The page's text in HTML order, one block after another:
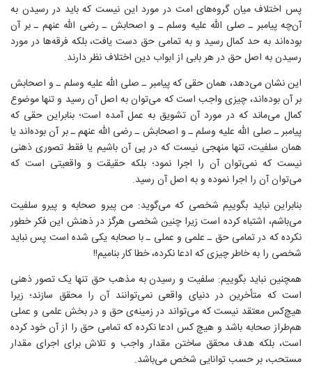
پس اختلاف میان گروه‌های امت در مورد این نیست که باید در رسیدن به
آن‌چه پیامبر ـ صلی الله علیه وسلم ـ و اصحابش ـ رضی الله عنهم ـ بر آن
بوده‌اند به حد کمال رسید و به تمامی حق دست‌ یافت، بلکه فرقه‌ها در مورد
رسیدن به اصل حق در هر بابی از ابواب دین اختلاف نظر دارند.
این نشان می‌دهد، همان حقی که پیامبر ـ صلی الله علیه وسلم ـ و اصحابش
بر آن بوده‌اند، چیزی واجب است که می‌توان به اصل آن رسید و تنها موضوع
کمال می‌ماند که در مورد آن تشویق به عمل آمده است؛ بنابراین حقی که
پیامبر ـ صلی الله علیه وسلم ـ و اصحابش ـ رضی الله عنهم ـ بر آن بوده‌اند یا
همان سلفیت، تنها منهجی نیست که در پی آن باشیم یا فقط تصوری ذهنی
نیست که نمی‌توان آن را اجرا نمود؛ بلکه حقیقت و واقعیتی است که
می‌توان آن را اجرا نموده و به اصل آن رسید.
بنابراین نباید بگوییم شخصی که می‌گوید: من پیرو صحابه و پیرو سلفیت
می‌باشم، اشتباه کرده است زیرا چنین شخصی هرگز در ذهنش این فکر خطور
نکرده که در تمامی حق ـ علمی و عملی ـ با صحابه یکی شده است پس نباید
شخصی را به خاطر چیزی که ادعا نکرده، خطا کار بنامیم!!
همچنین نباید بگوییم: سلفیت و رسیدن به مذهب حق تنها یک تصور ذهنی
است که متأخرین در دنیای واقعی نمی‌توانند آن را محقق سازند؛ زیرا
هیچ‌کس معتقد نیست که می‌تواند در زمینه‌ی حق و در بخش علمی و عملی
هم‌طراز صحابه باشد و هیچ کس ادعا نکرده که تمامی حق را از آن خود کرده
است، بلکه هدف محقق ساختن مقدار واجب و تلاش برای اجرای مقدار
مستحب، بر حسب توانایی شخص می‌باشد.